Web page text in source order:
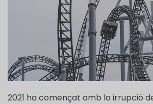
2021 ha començat amb la irrupció